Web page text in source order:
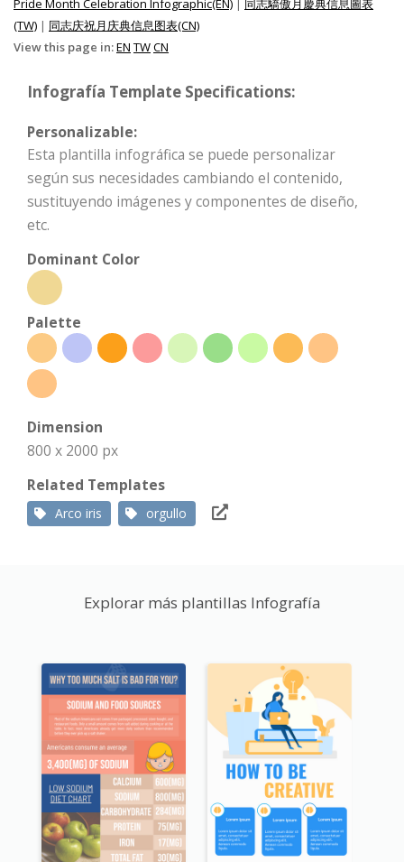
Pride Month Celebration Infographic(EN) | 同志驕傲月慶典信息圖表
(TW) | 同志庆祝月庆典信息图表(CN)
View this page in:EN TWCN
Infografía Template Specifications:
Personalizable:
Esta plantilla infográfica se puede personalizar
según sus necesidades cambiando el contenido,
sustituyendo imágenes y componentes de diseño,
etc.
Dominant Color
Palette
Dimension
800 x 2000 px
Related Templates
Arco iris orgullo
Explorar más plantillas Infografía